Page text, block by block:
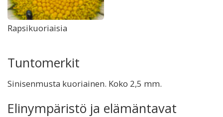
Rapsikuoriaisia
Tuntomerkit
Sinisenmusta kuoriainen. Koko 2,5 mm.
Elinympäristö ja elämäntavat